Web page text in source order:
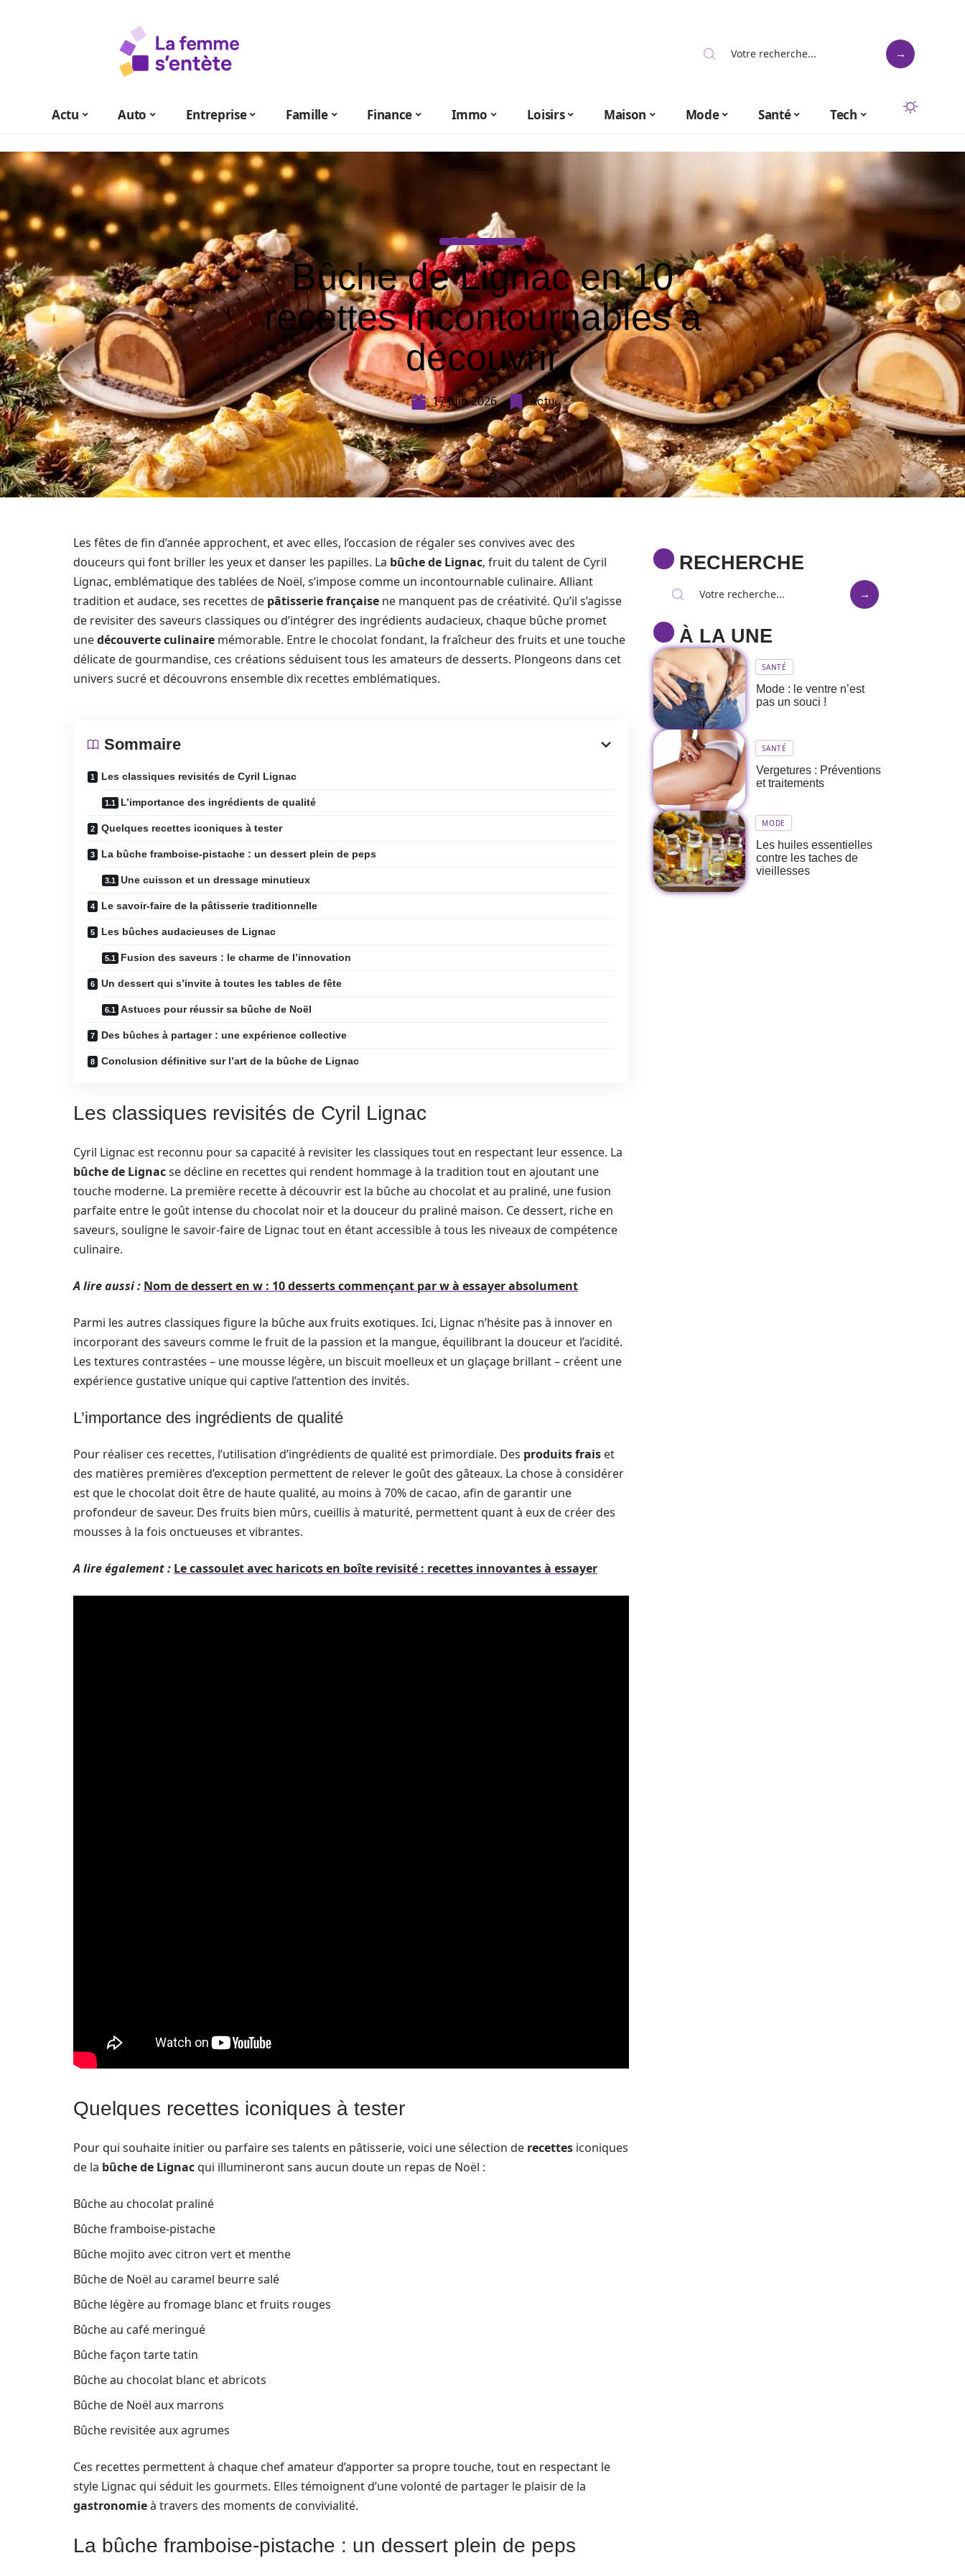
Actu Auto Entreprise Famille Finance Immo Loisirs Maison Mode Santé Tech
Bûche de Lignac en 10
recettes incontournables à
découvrir
17 juin 2026 Actu
Les fêtes de fin d’année approchent, et avec elles, l’occasion de régaler ses convives avec des
douceurs qui font briller les yeux et danser les papilles. La bûche de Lignac, fruit du talent de Cyril
Lignac, emblématique des tablées de Noël, s’impose comme un incontournable culinaire. Alliant
tradition et audace, ses recettes de pâtisserie française ne manquent pas de créativité. Qu’il s’agisse
de revisiter des saveurs classiques ou d’intégrer des ingrédients audacieux, chaque bûche promet
unedécouverte culinaire mémorable. Entre le chocolat fondant, la fraîcheur des fruits et une touche
délicate de gourmandise, ces créations séduisent tous les amateurs de desserts. Plongeons dans cet
univers sucré et découvrons ensemble dix recettes emblématiques.
Sommaire
Les classiques revisités de Cyril Lignac
L’importance des ingrédients de qualité
Quelques recettes iconiques à tester
La bûche framboise-pistache : un dessert plein de peps
Une cuisson et un dressage minutieux
Le savoir-faire de la pâtisserie traditionnelle
Les bûches audacieuses de Lignac
Fusion des saveurs : le charme de l’innovation
Un dessert qui s’invite à toutes les tables de fête
Astuces pour réussir sa bûche de Noël
Des bûches à partager : une expérience collective
Conclusion définitive sur l’art de la bûche de Lignac
Les classiques revisités de Cyril Lignac
Cyril Lignac est reconnu pour sa capacité à revisiter les classiques tout en respectant leur essence. La
bûche de Lignacse décline en recettes qui rendent hommage à la tradition tout en ajoutant une
touche moderne. La première recette à découvrir est la bûche au chocolat et au praliné, une fusion
parfaite entre le goût intense du chocolat noir et la douceur du praliné maison. Ce dessert, riche en
saveurs, souligne le savoir-faire de Lignac tout en étant accessible à tous les niveaux de compétence
culinaire.
A lire aussi : Nom de dessert en w : 10 desserts commençant par w à essayer absolument
Parmi les autres classiques figure la bûche aux fruits exotiques. Ici, Lignac n’hésite pas à innover en
incorporant des saveurs comme le fruit de la passion et la mangue, équilibrant la douceur et l’acidité.
Les textures contrastées – une mousse légère, un biscuit moelleux et un glaçage brillant – créent une
expérience gustative unique qui captive l’attention des invités.
L’importance des ingrédients de qualité
Pour réaliser ces recettes, l’utilisation d’ingrédients de qualité est primordiale. Des produits frais et
des matières premières d’exception permettent de relever le goût des gâteaux. La chose à considérer
est que le chocolat doit être de haute qualité, au moins à 70% de cacao, afin de garantir une
profondeur de saveur. Des fruits bien mûrs, cueillis à maturité, permettent quant à eux de créer des
mousses à la fois onctueuses et vibrantes.
A lire également : Le cassoulet avec haricots en boîte revisité : recettes innovantes à essayer
Quelques recettes iconiques à tester
Pour qui souhaite initier ou parfaire ses talents en pâtisserie, voici une sélection de recettes iconiques
de la bûche de Lignacqui illumineront sans aucun doute un repas de Noël :
Bûche au chocolat praliné
Bûche framboise-pistache
Bûche mojito avec citron vert et menthe
Bûche de Noël au caramel beurre salé
Bûche légère au fromage blanc et fruits rouges
Bûche au café meringué
Bûche façon tarte tatin
Bûche au chocolat blanc et abricots
Bûche de Noël aux marrons
Bûche revisitée aux agrumes
Ces recettes permettent à chaque chef amateur d’apporter sa propre touche, tout en respectant le
style Lignac qui séduit les gourmets. Elles témoignent d’une volonté de partager le plaisir de la
gastronomieà travers des moments de convivialité.
La bûche framboise-pistache : un dessert plein de peps
RECHERCHE
À LA UNE
SANTÉ
Mode : le ventre n’est
pas un souci !
SANTÉ
Vergetures : Préventions
et traitements
MODE
Les huiles essentielles
contre les taches de
vieillesses